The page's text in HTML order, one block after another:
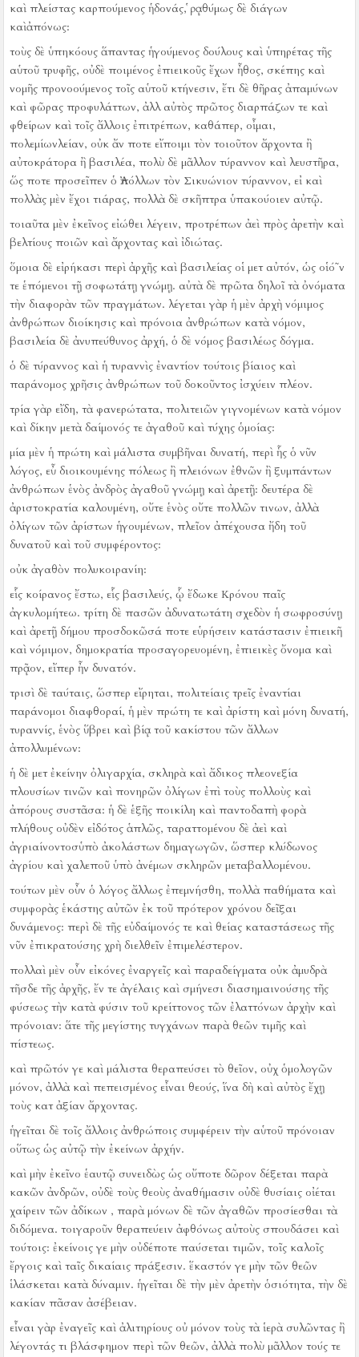
καὶ πλείστας καρπούμενος ἡδονάς, ῥᾳθύμως δὲ διάγων
καὶἀπόνως:
τοὺς δὲ ὑπηκόους ἅπαντας ἡγούμενος δούλους καὶ ὑπηρέτας τῆς
αὑτοῦ τρυφῆς, οὐδὲ ποιμένος ἐπιεικοῦς ἔχων ἦθος, σκέπης καὶ
νομῆς προνοούμενος τοῖς αὑτοῦ κτήνεσιν, ἔτι δὲ θῆρας ἀπαμύνων
καὶ φῶρας προφυλάττων, ἀλλ αὐτὸς πρῶτος διαρπάζων τε καὶ
φθείρων καὶ τοῖς ἄλλοις ἐπιτρέπων, καθάπερ, οἶμαι,
πολεμίωνλείαν, οὐκ ἄν ποτε εἴποιμι τὸν τοιοῦτον ἄρχοντα ἢ
αὐτοκράτορα ἢ βασιλέα, πολὺ δὲ μᾶλλον τύραννον καὶ λευστῆρα,
ὥς ποτε προσεῖπεν ὁ Ἀπόλλων τὸν Σικυώνιον τύραννον, εἰ καὶ
πολλὰς μὲν ἔχοι τιάρας, πολλὰ δὲ σκῆπτρα ὑπακούοιεν αὐτῷ.
τοιαῦτα μὲν ἐκεῖνος εἰώθει λέγειν, προτρέπων ἀεὶ πρὸς ἀρετὴν καὶ
βελτίους ποιῶν καὶ ἄρχοντας καὶ ἰδιώτας.
ὅμοια δὲ εἰρήκασι περὶ ἀρχῆς καὶ βασιλείας οἱ μετ αὐτόν, ὡς οἱό῀ν
τε ἑπόμενοι τῇ σοφωτάτῃ γνώμῃ. αὐτὰ δὲ πρῶτα δηλοῖ τὰ ὀνόματα
τὴν διαφορὰν τῶν πραγμάτων. λέγεται γὰρ ἡ μὲν ἀρχὴ νόμιμος
ἀνθρώπων διοίκησις καὶ πρόνοια ἀνθρώπων κατὰ νόμον,
βασιλεία δὲ ἀνυπεύθυνος ἀρχή, ὁ δὲ νόμος βασιλέως δόγμα.
ὁ δὲ τύραννος καὶ ἡ τυραννὶς ἐναντίον τούτοις βίαιος καὶ
παράνομος χρῆσις ἀνθρώπων τοῦ δοκοῦντος ἰσχύειν πλέον.
τρία γὰρ εἴδη, τὰ φανερώτατα, πολιτειῶν γιγνομένων κατὰ νόμον
καὶ δίκην μετὰ δαίμονός τε ἀγαθοῦ καὶ τύχης ὁμοίας:
μία μὲν ἡ πρώτη καὶ μάλιστα συμβῆναι δυνατή, περὶ ἧς ὁ νῦν
λόγος, εὖ διοικουμένης πόλεως ἢ πλειόνων ἐθνῶν ἢ ξυμπάντων
ἀνθρώπων ἑνὸς ἀνδρὸς ἀγαθοῦ γνώμῃ καὶ ἀρετῇ: δευτέρα δὲ
ἀριστοκρατία καλουμένη, οὔτε ἑνὸς οὔτε πολλῶν τινων, ἀλλὰ
ὀλίγων τῶν ἀρίστων ἡγουμένων, πλεῖον ἀπέχουσα ἤδη τοῦ
δυνατοῦ καὶ τοῦ συμφέροντος:
οὐκ ἀγαθὸν πολυκοιρανίη:
εἷς κοίρανος ἔστω, εἷς βασιλεύς, ᾧ ἔδωκε Κρόνου παῖς
ἀγκυλομήτεω. τρίτη δὲ πασῶν ἀδυνατωτάτη σχεδὸν ἡ σωφροσύνῃ
καὶ ἀρετῇ δήμου προσδοκῶσά ποτε εὑρήσειν κατάστασιν ἐπιεικῆ
καὶ νόμιμον, δημοκρατία προσαγορευομένη, ἐπιεικὲς ὄνομα καὶ
πρᾷον, εἴπερ ἦν δυνατόν.
τρισὶ δὲ ταύταις, ὥσπερ εἴρηται, πολιτείαις τρεῖς ἐναντίαι
παράνομοι διαφθοραί, ἡ μὲν πρώτη τε καὶ ἀρίστη καὶ μόνη δυνατή,
τυραννίς, ἑνὸς ὕβρει καὶ βίᾳ τοῦ κακίστου τῶν ἄλλων
ἀπολλυμένων:
ἡ δὲ μετ ἐκείνην ὀλιγαρχία, σκληρὰ καὶ ἄδικος πλεονεξία
πλουσίων τινῶν καὶ πονηρῶν ὀλίγων ἐπὶ τοὺς πολλοὺς καὶ
ἀπόρους συστᾶσα: ἡ δὲ ἑξῆς ποικίλη καὶ παντοδαπὴ φορὰ
πλήθους οὐδὲν εἰδότος ἁπλῶς, ταραττομένου δὲ ἀεὶ καὶ
ἀγριαίνοντοσὑπὸ ἀκολάστων δημαγωγῶν, ὥσπερ κλύδωνος
ἀγρίου καὶ χαλεποῦ ὑπὸ ἀνέμων σκληρῶν μεταβαλλομένου.
τούτων μὲν οὖν ὁ λόγος ἄλλως ἐπεμνήσθη, πολλὰ παθήματα καὶ
συμφορὰς ἑκάστης αὐτῶν ἐκ τοῦ πρότερον χρόνου δεῖξαι
δυνάμενος: περὶ δὲ τῆς εὐδαίμονός τε καὶ θείας καταστάσεως τῆς
νῦν ἐπικρατούσης χρὴ διελθεῖν ἐπιμελέστερον.
πολλαὶ μὲν οὖν εἰκόνες ἐναργεῖς καὶ παραδείγματα οὐκ ἀμυδρὰ
τῆσδε τῆς ἀρχῆς, ἔν τε ἀγέλαις καὶ σμήνεσι διασημαινούσης τῆς
φύσεως τὴν κατὰ φύσιν τοῦ κρείττονος τῶν ἐλαττόνων ἀρχὴν καὶ
πρόνοιαν: ἅτε τῆς μεγίστης τυγχάνων παρὰ θεῶν τιμῆς καὶ
πίστεως.
καὶ πρῶτόν γε καὶ μάλιστα θεραπεύσει τὸ θεῖον, οὐχ ὁμολογῶν
μόνον, ἀλλὰ καὶ πεπεισμένος εἶναι θεούς, ἵνα δὴ καὶ αὐτὸς ἔχῃ
τοὺς κατ ἀξίαν ἄρχοντας.
ἡγεῖται δὲ τοῖς ἄλλοις ἀνθρώποις συμφέρειν τὴν αὑτοῦ πρόνοιαν
οὕτως ὡς αὐτῷ τὴν ἐκείνων ἀρχήν.
καὶ μὴν ἐκεῖνο ἑαυτῷ συνειδὼς ὡς οὔποτε δῶρον δέξεται παρὰ
κακῶν ἀνδρῶν, οὐδὲ τοὺς θεοὺς ἀναθήμασιν οὐδὲ θυσίαις οἰέται
χαίρειν τῶν ἀδίκων , παρὰ μόνων δὲ τῶν ἀγαθῶν προσίεσθαι τὰ
διδόμενα. τοιγαροῦν θεραπεύειν ἀφθόνως αὐτοὺς σπουδάσει καὶ
τούτοις: ἐκείνοις γε μὴν οὐδέποτε παύσεται τιμῶν, τοῖς καλοῖς
ἔργοις καὶ ταῖς δικαίαις πράξεσιν. ἕκαστόν γε μὴν τῶν θεῶν
ἱλάσκεται κατὰ δύναμιν. ἡγεῖται δὲ τὴν μὲν ἀρετὴν ὁσιότητα, τὴν δὲ
κακίαν πᾶσαν ἀσέβειαν.
εἶναι γὰρ ἐναγεῖς καὶ ἀλιτηρίους οὐ μόνον τοὺς τὰ ἱερὰ συλῶντας ἢ
λέγοντάς τι βλάσφημον περὶ τῶν θεῶν, ἀλλὰ πολὺ μᾶλλον τούς τε